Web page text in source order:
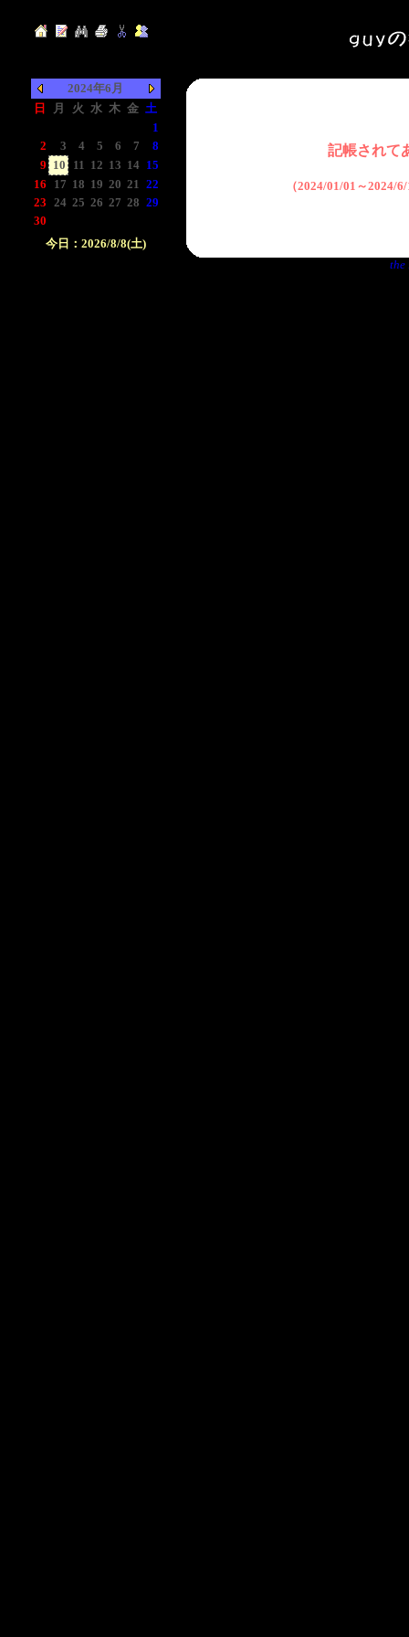
2024年6月
日
月 火 水 木 金 土
1
2
3 4 5 6 7
8
9 10 11 12 13 14 15
16
17 18 19 20 21 22
23 24 25 26 27 28 29
30
今日：2026/8/8(土)
記帳されて
（2024/01/01～2024/
the